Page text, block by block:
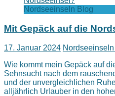
Nordseeinseln Blog
Mit Gepäck auf die
17. Januar 2024 Nordseeinseln
Wie kommt mein Gepäck auf
Sehnsucht nach dem
und der unvergleichlichen
alljährlich Urlauber in den